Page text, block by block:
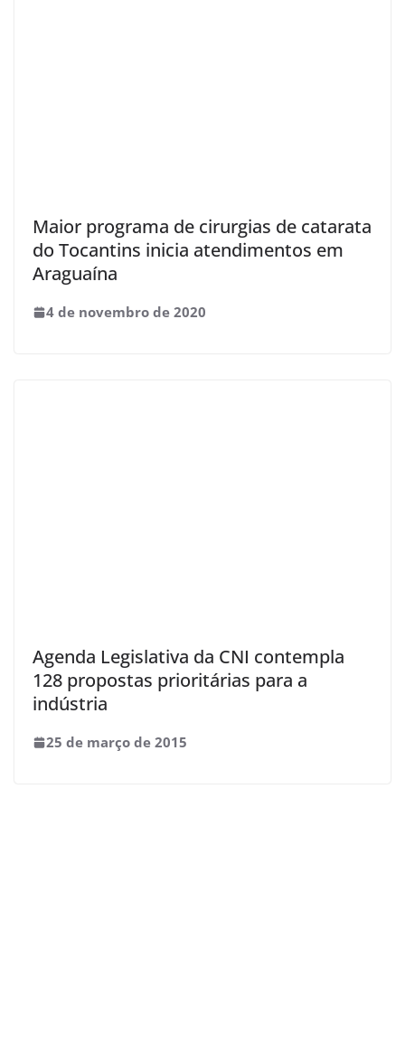
Maior programa de cirurgias de catarata
do Tocantins inicia atendimentos em
Araguaína
4 de novembro de 2020
Agenda Legislativa da CNI contempla
128 propostas prioritárias para a
indústria
25 de março de 2015